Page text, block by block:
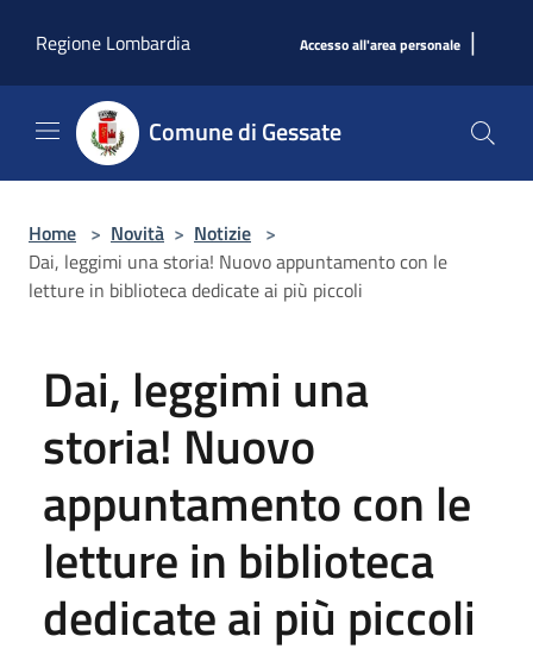
Regione Lombardia
Accesso all'area personale |
Comune di Gessate
Home > Novità > Notizie >
Dai, leggimi una storia! Nuovo appuntamento con le
letture in biblioteca dedicate ai più piccoli
Dai, leggimi una
storia! Nuovo
appuntamento con le
letture in biblioteca
dedicate ai più piccoli